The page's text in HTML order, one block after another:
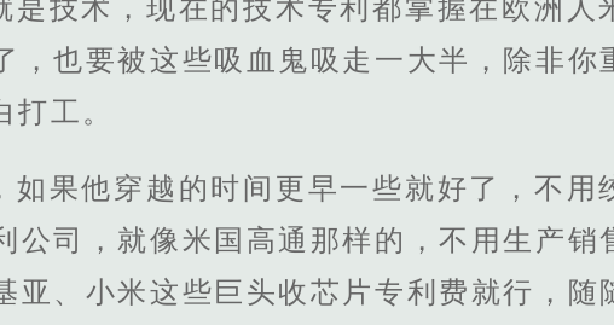
是技术，现在的技术专利都掌握在欧洲人
，也要被这些吸血鬼吸走一大半，除非你
工。
如果他穿越的时间更早一些就好了，不用
公司，就像米国高通那样的，不用生产销
亚、小米这些巨头收芯片专利费就行，随